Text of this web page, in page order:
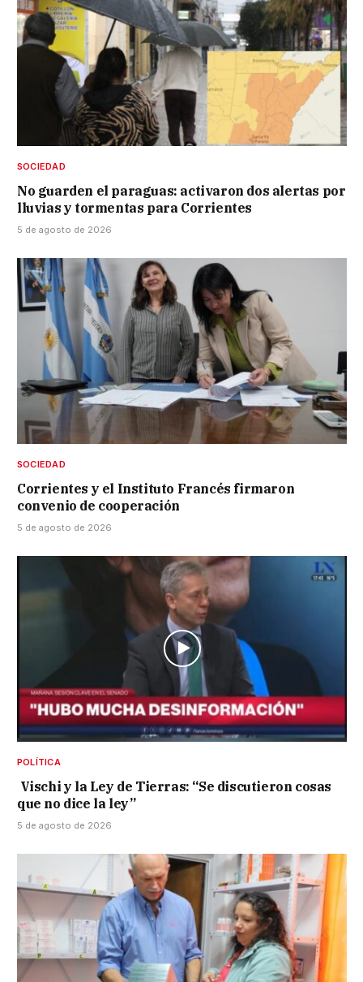
SOCIEDAD
No guarden el paraguas: activaron dos alertas por
lluvias y tormentas para Corrientes
5 de agosto de 2026
SOCIEDAD
Corrientes y el Instituto Francés firmaron
convenio de cooperación
5 de agosto de 2026
POLÍTICA
Vischi y la Ley de Tierras: “Se discutieron cosas
que no dice la ley”
5 de agosto de 2026